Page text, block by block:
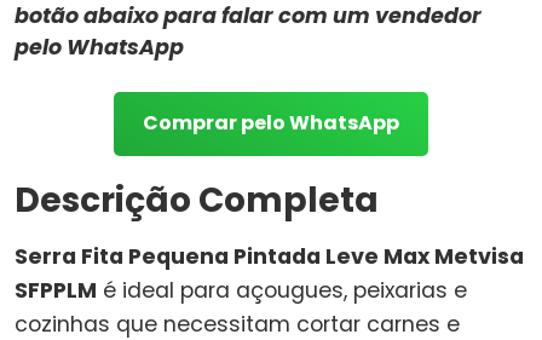
botão abaixo para falar com um vendedor
pelo WhatsApp
Comprar pelo WhatsApp
Descrição Completa
Serra Fita Pequena Pintada Leve Max Metvisa
SFPPLM é ideal para açougues, peixarias e
cozinhas que necessitam cortar carnes e